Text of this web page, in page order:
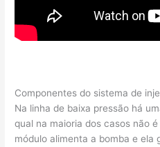
Componentes do sistema de
Na linha de baixa pressão há
qual na maioria dos casos não
módulo alimenta a bomba e ela